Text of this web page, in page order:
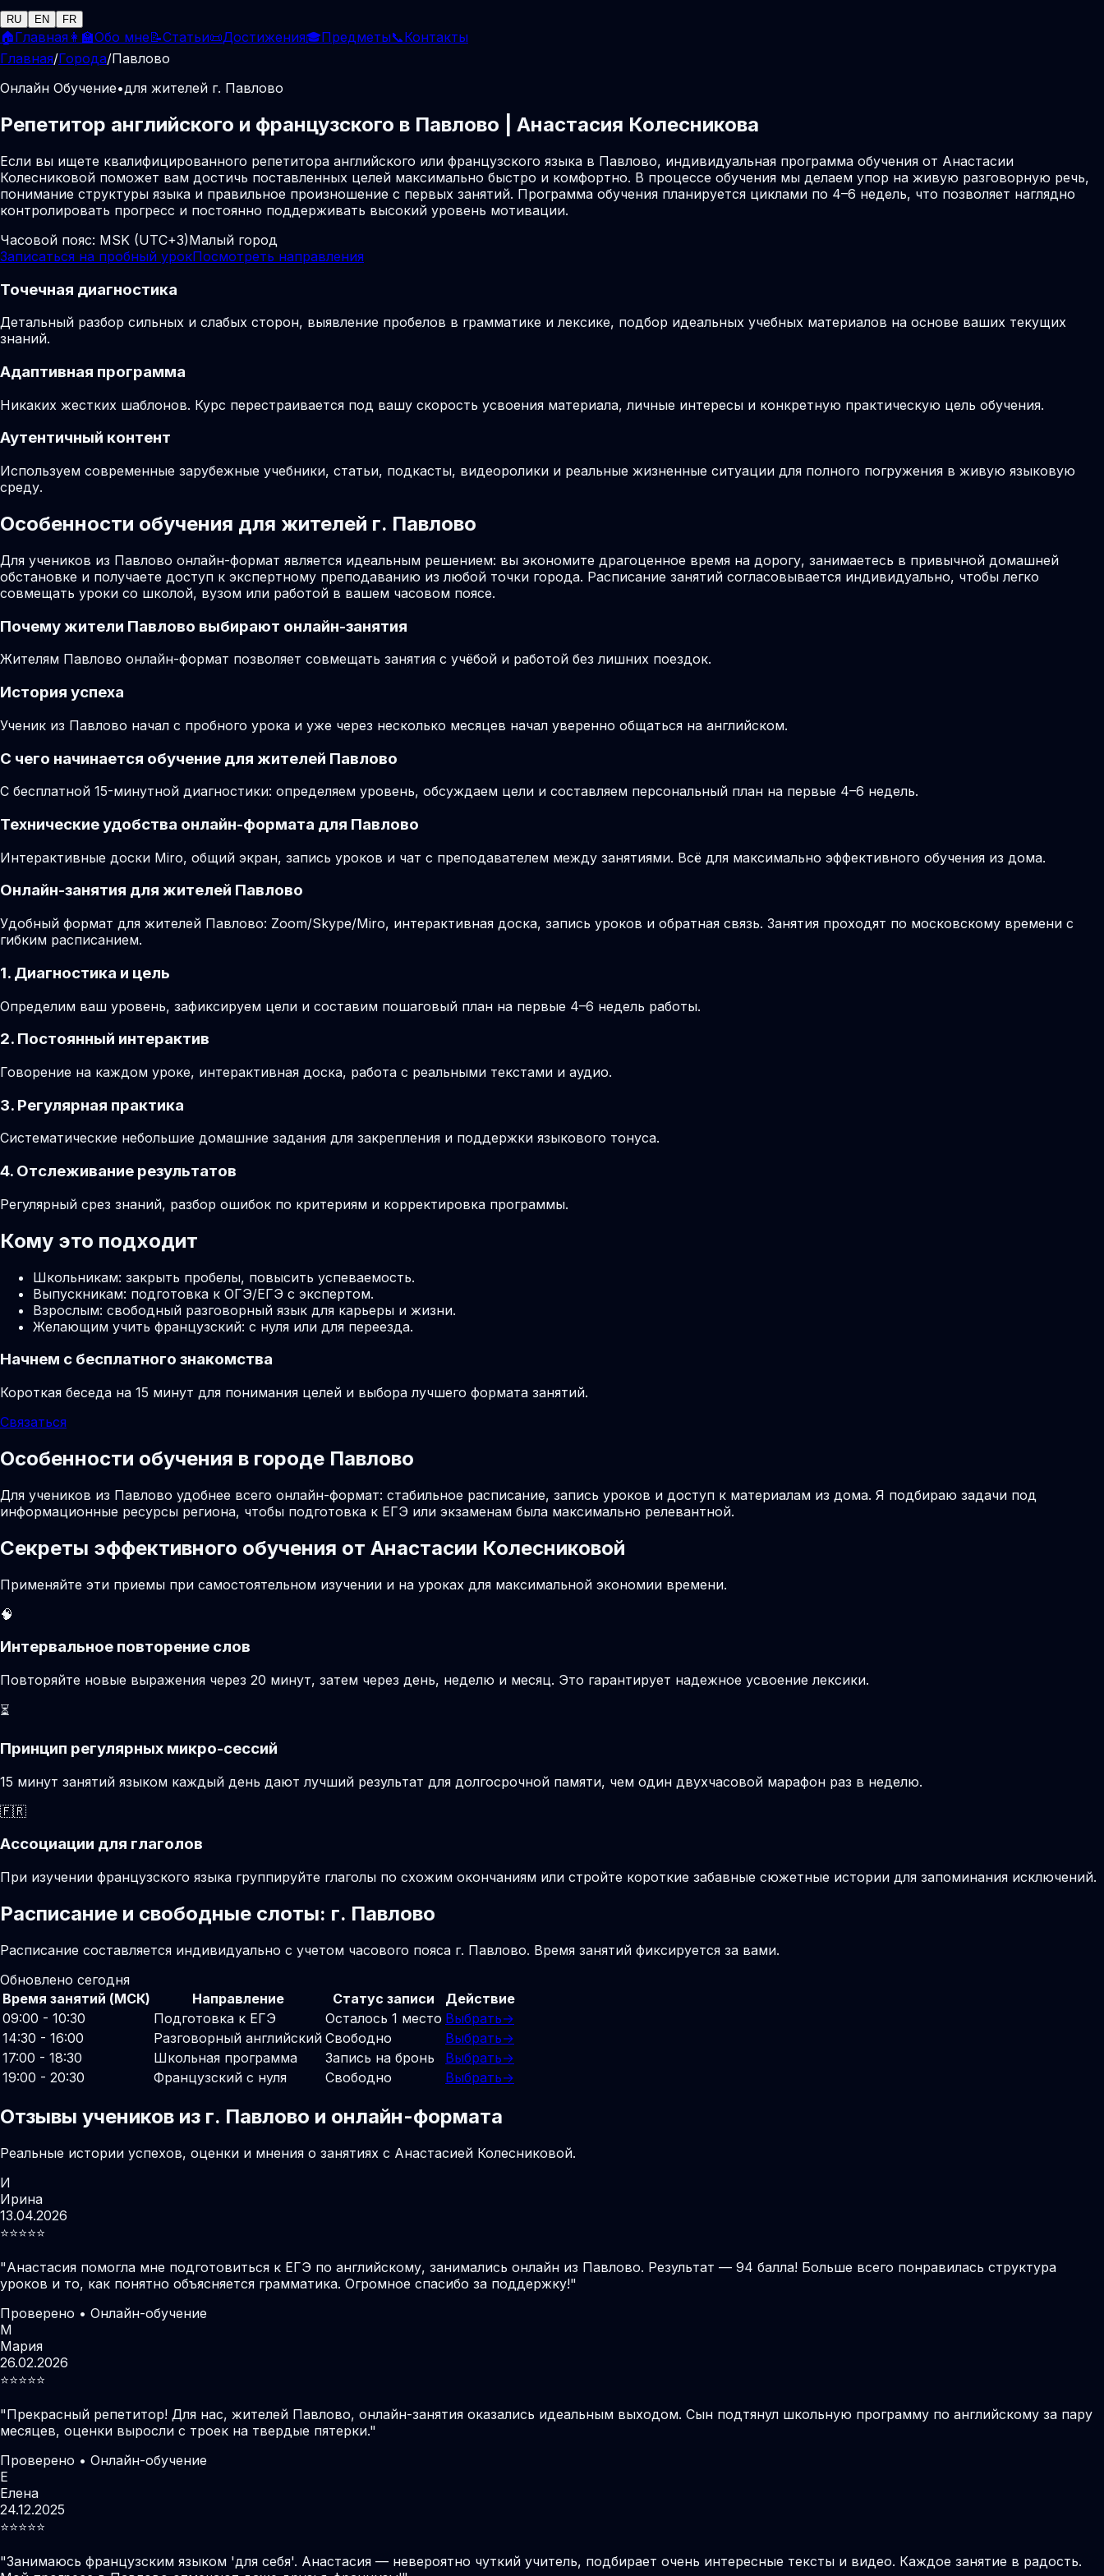
RU EN FR
🏠Главная 👩‍🏫Обо мне📝Статьи📜Достижения🎓Предметы📞Контакты
Главная/Города/Павлово
Онлайн Обучение•для жителей г. Павлово
Репетитор английского и французского в Павлово | Анастасия Колесникова
Если вы ищете квалифицированного репетитора английского или французского языка в Павлово, индивидуальная программа обучения от Анастасии
Колесниковой поможет вам достичь поставленных целей максимально быстро и комфортно. В процессе обучения мы делаем упор на живую разговорную речь,
понимание структуры языка и правильное произношение с первых занятий. Программа обучения планируется циклами по 4–6 недель, что позволяет наглядно
контролировать прогресс и постоянно поддерживать высокий уровень мотивации.
Часовой пояс: MSK (UTC+3)Малый город
Записаться на пробный урокПосмотреть направления
Точечная диагностика
Детальный разбор сильных и слабых сторон, выявление пробелов в грамматике и лексике, подбор идеальных учебных материалов на основе ваших текущих
знаний.
Адаптивная программа
Никаких жестких шаблонов. Курс перестраивается под вашу скорость усвоения материала, личные интересы и конкретную практическую цель обучения.
Аутентичный контент
Используем современные зарубежные учебники, статьи, подкасты, видеоролики и реальные жизненные ситуации для полного погружения в живую языковую
среду.
Особенности обучения для жителей г. Павлово
Для учеников из Павлово онлайн-формат является идеальным решением: вы экономите драгоценное время на дорогу, занимаетесь в привычной домашней
обстановке и получаете доступ к экспертному преподаванию из любой точки города. Расписание занятий согласовывается индивидуально, чтобы легко
совмещать уроки со школой, вузом или работой в вашем часовом поясе.
Почему жители Павлово выбирают онлайн-занятия
Жителям Павлово онлайн-формат позволяет совмещать занятия с учёбой и работой без лишних поездок.
История успеха
Ученик из Павлово начал с пробного урока и уже через несколько месяцев начал уверенно общаться на английском.
С чего начинается обучение для жителей Павлово
С бесплатной 15-минутной диагностики: определяем уровень, обсуждаем цели и составляем персональный план на первые 4–6 недель.
Технические удобства онлайн-формата для Павлово
Интерактивные доски Miro, общий экран, запись уроков и чат с преподавателем между занятиями. Всё для максимально эффективного обучения из дома.
Онлайн-занятия для жителей Павлово
Удобный формат для жителей Павлово: Zoom/Skype/Miro, интерактивная доска, запись уроков и обратная связь. Занятия проходят по московскому времени с
гибким расписанием.
1. Диагностика и цель
Определим ваш уровень, зафиксируем цели и составим пошаговый план на первые 4–6 недель работы.
2. Постоянный интерактив
Говорение на каждом уроке, интерактивная доска, работа с реальными текстами и аудио.
3. Регулярная практика
Систематические небольшие домашние задания для закрепления и поддержки языкового тонуса.
4. Отслеживание результатов
Регулярный срез знаний, разбор ошибок по критериям и корректировка программы.
Кому это подходит
Школьникам: закрыть пробелы, повысить успеваемость.
Выпускникам: подготовка к ОГЭ/ЕГЭ с экспертом.
Взрослым: свободный разговорный язык для карьеры и жизни.
Желающим учить французский: с нуля или для переезда.
Начнем с бесплатного знакомства
Короткая беседа на 15 минут для понимания целей и выбора лучшего формата занятий.
Связаться
Особенности обучения в городе Павлово
Для учеников из Павлово удобнее всего онлайн-формат: стабильное расписание, запись уроков и доступ к материалам из дома. Я подбираю задачи под
информационные ресурсы региона, чтобы подготовка к ЕГЭ или экзаменам была максимально релевантной.
Секреты эффективного обучения от Анастасии Колесниковой
Применяйте эти приемы при самостоятельном изучении и на уроках для максимальной экономии времени.
🧠
Интервальное повторение слов
Повторяйте новые выражения через 20 минут, затем через день, неделю и месяц. Это гарантирует надежное усвоение лексики.
⏳
Принцип регулярных микро-сессий
15 минут занятий языком каждый день дают лучший результат для долгосрочной памяти, чем один двухчасовой марафон раз в неделю.
🇫🇷
Ассоциации для глаголов
При изучении французского языка группируйте глаголы по схожим окончаниям или стройте короткие забавные сюжетные истории для запоминания исключений.
Расписание и свободные слоты: г. Павлово
Расписание составляется индивидуально с учетом часового пояса г. Павлово. Время занятий фиксируется за вами.
Обновлено сегодня
Время занятий (МСК)
Направление Статус записи
Действие
09:00 - 10:30
Подготовка к ЕГЭ Осталось 1 место Выбрать→
14:30 - 16:00
Разговорный английский Свободно Выбрать→
17:00 - 18:30
Школьная программа Запись на бронь Выбрать→
19:00 - 20:30
Французский с нуля Свободно Выбрать→
Отзывы учеников из г. Павлово и онлайн-формата
Реальные истории успехов, оценки и мнения о занятиях с Анастасией Колесниковой.
И
Ирина
13.04.2026
⭐️⭐️⭐️⭐️⭐️
"Анастасия помогла мне подготовиться к ЕГЭ по английскому, занимались онлайн из Павлово. Результат — 94 балла! Больше всего понравилась структура
уроков и то, как понятно объясняется грамматика. Огромное спасибо за поддержку!"
Проверено • Онлайн-обучение
М
Мария
26.02.2026
⭐️⭐️⭐️⭐️⭐️
"Прекрасный репетитор! Для нас, жителей Павлово, онлайн-занятия оказались идеальным выходом. Сын подтянул школьную программу по английскому за пару
месяцев, оценки выросли с троек на твердые пятерки."
Проверено • Онлайн-обучение
Е
Елена
24.12.2025
⭐️⭐️⭐️⭐️⭐️
"Занимаюсь французским языком 'для себя'. Анастасия — невероятно чуткий учитель, подбирает очень интересные тексты и видео. Каждое занятие в радость.